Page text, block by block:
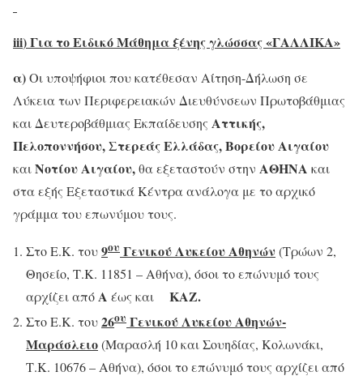
iii) Για το Ειδικό Μάθημα ξένης γλώσσας «ΓΑΛΛΙΚΑ»
α)Οι υποψήφιοι που κατέθεσαν Αίτηση-Δήλωση σε
Λύκεια των Περιφερειακών Διευθύνσεων Πρωτοβάθμιας
και Δευτεροβάθμιας Εκπαίδευσης Αττικής,
Πελοποννήσου, Στερεάς Ελλάδας, Βορείου Αιγαίου
καιΝοτίου Αιγαίου,θα εξεταστούν στην ΑΘΗΝΑ και
στα εξής Εξεταστικά Κέντρα ανάλογα με το αρχικό
γράμμα του επωνύμου τους.
Στο Ε.Κ. του9ου Γενικού Λυκείου Αθηνών (Τρώων 2,
Θησείο, Τ.Κ. 11851 – Αθήνα), όσοι το επώνυμό τους
αρχίζει απόΑ έως και ΚΑΖ.
Στο Ε.Κ. του26ου Γενικού Λυκείου Αθηνών-
Μαράσλειο(Μαρασλή 10 και Σουηδίας, Κολωνάκι,
Τ.Κ. 10676 – Αθήνα), όσοι το επώνυμό τους αρχίζει από